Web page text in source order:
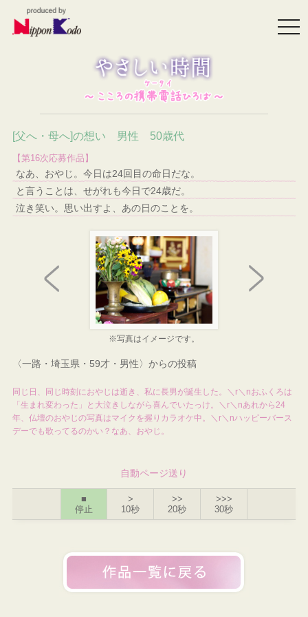
[父へ・母へ]の想い 男性 50歳代
【第16次応募作品】
なあ、おやじ。今日は24回目の命日だな。
と言うことは、せがれも今日で24歳だ。
泣き笑い。思い出すよ、あの日のことを。
※写真はイメージです。
〈一路・埼玉県・59才・男性〉からの投稿
同じ日、同じ時刻におやじは逝き、私に長男が誕生した。＼r＼nおふくろは
「生まれ変わった」と大泣きしながら喜んでいたっけ。＼r＼nあれから24
年、仏壇のおやじの写真はマイクを握りカラオケ中。＼r＼nハッピーバース
デーでも歌ってるのかい？なあ、おやじ。
自動ページ送り
■
停止
>
10秒
>>
20秒
>>>
30秒